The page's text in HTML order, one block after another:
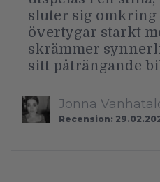
sluter sig omkring
övertygar starkt
skrämmer
sitt påträngande
Jonna
Recension: